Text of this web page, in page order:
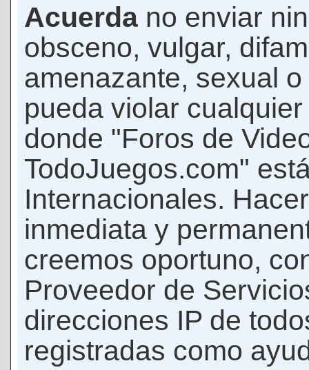
Acuerda no enviar
obsceno, vulgar,
amenazante, sexual
pueda violar
donde "Foros de
TodoJuegos.com"
Internacionales.
inmediata y
creemos oportuno,
Proveedor de
direcciones IP de
registradas como